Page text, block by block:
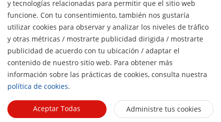
y tecnologías relacionadas para permitir que el sitio web
funcione. Con tu consentimiento, también nos gustaría
utilizar cookies para observar y analizar los niveles de tráfico
y otras métricas / mostrarte publicidad dirigida / mostrarte
publicidad de acuerdo con tu ubicación / adaptar el
contenido de nuestro sitio web. Para obtener más
información sobre las prácticas de cookies, consulta nuestra
política de cookies.
Aceptar Todas Administre tus cookies
SDK de integración
Hikvision eLearning
Lista de Eventos
Mapa del Sitio
Contáctanos
Suscripción al newsletter
© 2026 Hangzhou Hikvision Digital Technology Co., Ltd. Todos
los derechos reservados.
Políticas de privacidad
Políticas de cookies
Preferencias de cookies
Términos
generales de uso